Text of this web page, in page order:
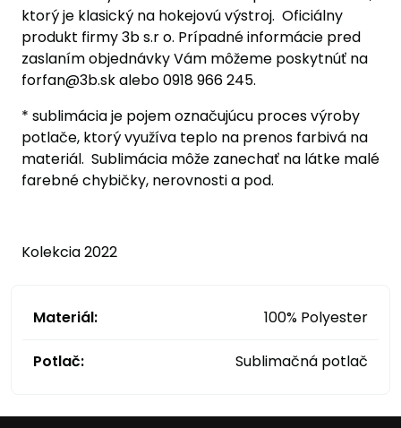
ktorý je klasický na hokejovú výstroj. Oficiálny
produkt firmy 3b s.r o. Prípadné informácie pred
zaslaním objednávky Vám môžeme poskytnúť na
forfan@3b.sk alebo 0918 966 245.
* sublimácia je pojem označujúcu proces výroby
potlače, ktorý využíva teplo na prenos farbivá na
materiál. Sublimácia môže zanechať na látke malé
farebné chybičky, nerovnosti a pod.
Kolekcia 2022
Materiál: 100% Polyester
Potlač: Sublimačná potlač